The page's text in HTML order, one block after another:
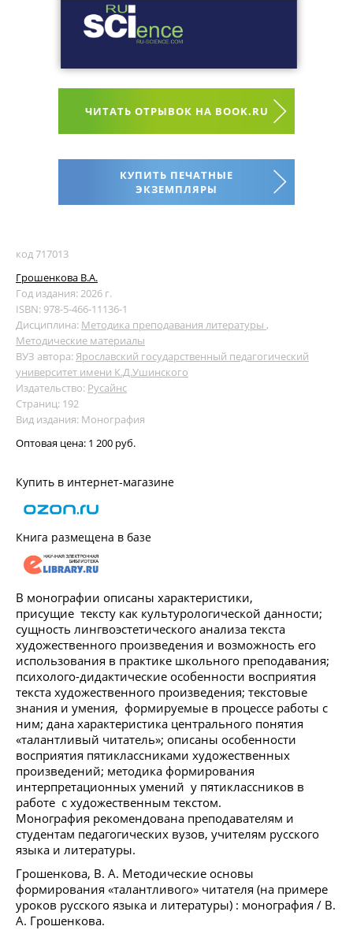
ЧИТАТЬ ОТРЫВОК НА BOOK.RU
КУПИТЬ ПЕЧАТНЫЕ
ЭКЗЕМПЛЯРЫ
код 717013
Грошенкова В.А.
Год издания: 2026 г.
ISBN: 978-5-466-11136-1
Дисциплина: Методика преподавания литературы ,
Методические материалы
ВУЗ автора:Ярославский государственный педагогический
университет имени К.Д.Ушинского
Издательство: Русайнс
Страниц: 192
Вид издания: Монография
Оптовая цена: 1 200 руб.
Купить в интернет-магазине
Книга размещена в базе
В монографии описаны характеристики,
присущие тексту как культурологической данности;
сущность лингвоэстетического анализа текста
художественного произведения и возможность его
использования в практике школьного преподавания;
психолого-дидактические особенности восприятия
текста художественного произведения; текстовые
знания и умения, формируемые в процессе работы с
ним; дана характеристика центрального понятия
«талантливый читатель»; описаны особенности
восприятия пятиклассниками художественных
произведений; методика формирования
интерпретационных умений у пятиклассников в
работе с художественным текстом.
Монография рекомендована преподавателям и
студентам педагогических вузов, учителям русского
языка и литературы.
Грошенкова, В. А. Методические основы
формирования «талантливого» читателя (на примере
уроков русского языка и литературы) : монография / В.
А. Грошенкова.